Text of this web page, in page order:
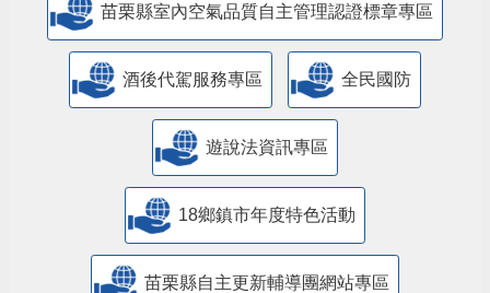
苗栗縣室內空氣品質自主管理認證標章專區
酒後代駕服務專區 全民國防
遊說法資訊專區
18鄉鎮市年度特色活動
苗栗縣自主更新輔導團網站專區